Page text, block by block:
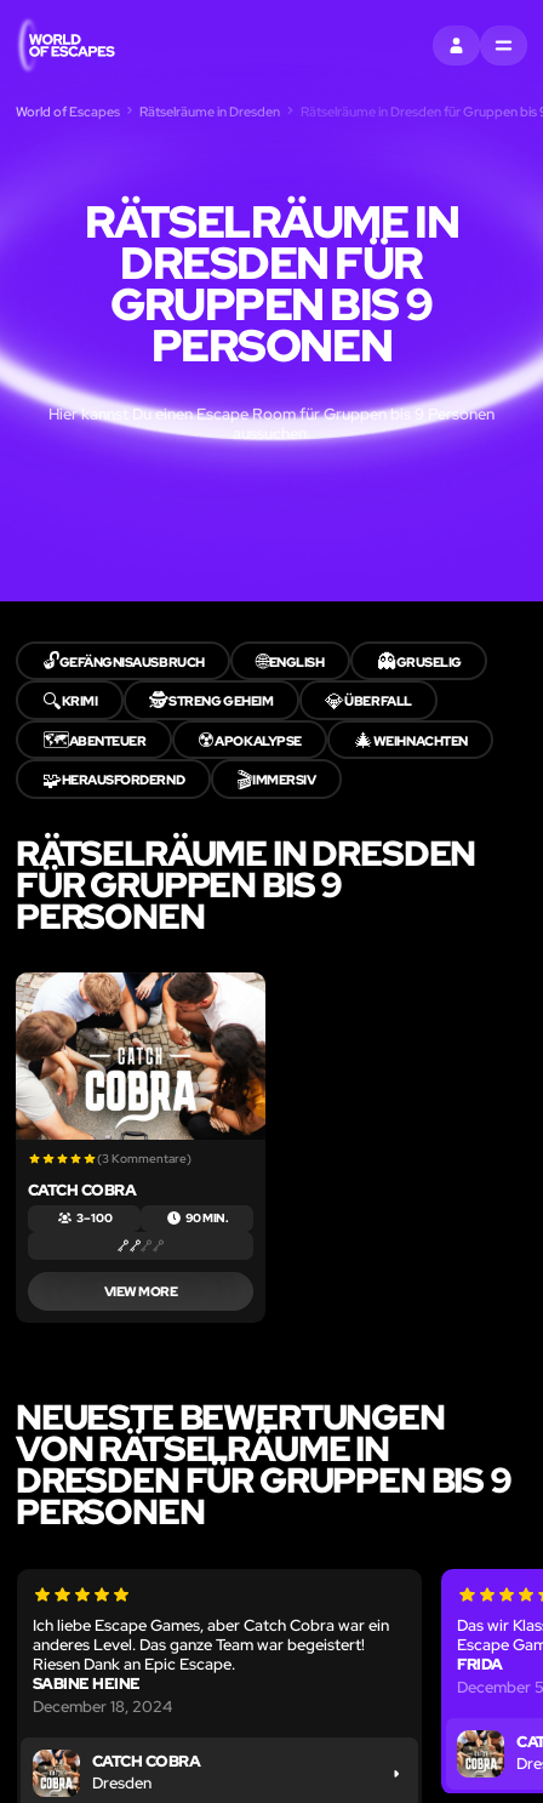
EINTRAGEN
MENU
World of Escapes Rätselräume in Dresden Rätselräume in Dresden für Gruppen bis
RÄTSELRÄUME IN
DRESDEN FÜR
GRUPPEN BIS 9
PERSONEN
Hier kannst Du einen Escape Room für Gruppen bis 9 Personen
🔓GEFÄNGNISAUSBRUCH 🌐ENGLISH 👻GRUSELIG
🔍KRIMI 🕵️STRENG GEHEIM 💎ÜBERFALL
🗺️ABENTEUER ☢️APOKALYPSE 🎄WEIHNACHTEN
🧩HERAUSFORDERND 🎬IMMERSIV
RÄTSELRÄUME IN DRESDEN
FÜR GRUPPEN BIS 9
PERSONEN
(3 Kommentare)
CATCH COBRA
3 – 100 90 MIN.
VIEW MORE
NEUESTE BEWERTUNGEN
VON RÄTSELRÄUME IN
DRESDEN FÜR GRUPPEN BIS 9
PERSONEN
Ich liebe Escape Games, aber Catch Cobra war ein
anderes Level. Das ganze Team war begeistert!
Riesen Dank an Epic Escape.
SABINE HEINE
December 18, 2024
CATCH COBRA
Dresden
Das wir
Escape
FRIDA
December